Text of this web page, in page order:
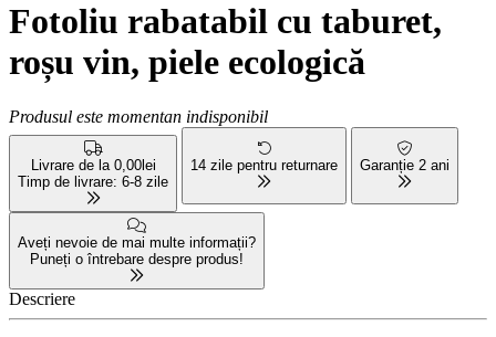
Fotoliu rabatabil cu taburet,
roșu vin, piele ecologică
Produsul este momentan indisponibil
Livrare de la 0,00lei
Timp de livrare: 6-8 zile
14 zile pentru returnare Garanție 2 ani
Aveți nevoie de mai multe informații?
Puneți o întrebare despre produs!
Descriere